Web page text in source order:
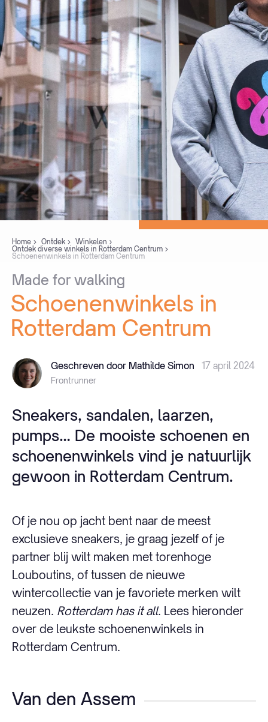
Home Ontdek
Winkelen
Ontdek diverse winkels in Rotterdam Centrum
Schoenenwinkels in Rotterdam Centrum
Made for walking
Schoenenwinkels in
Rotterdam Centrum
Geschreven door Mathilde Simon 17 april 2024
Frontrunner
Sneakers, sandalen, laarzen,
pumps… De mooiste schoenen en
schoenenwinkels vind je natuurlijk
gewoon in Rotterdam Centrum.
Of je nou op jacht bent naar de meest
exclusieve sneakers, je graag jezelf of je
partner blij wilt maken met torenhoge
Louboutins, of tussen de nieuwe
wintercollectie van je favoriete merken wilt
neuzen. Rotterdam has it all. Lees hieronder
over de leukste schoenenwinkels in
Rotterdam Centrum.
Van den Assem